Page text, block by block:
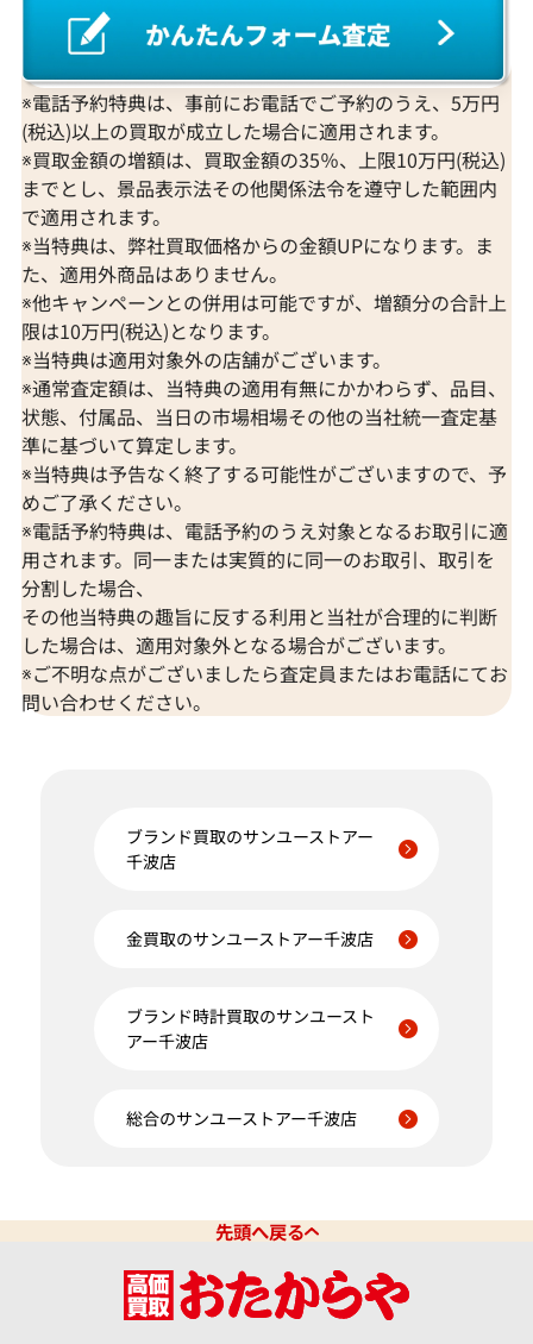
※電話予約特典は、事前にお電話でご予約のうえ、5万円
(税込)以上の買取が成立した場合に適用されます。
※買取金額の増額は、買取金額の35％、上限10万円(税込)
までとし、景品表示法その他関係法令を遵守した範囲内
で適用されます。
※当特典は、弊社買取価格からの金額UPになります。ま
た、適用外商品はありません。
※他キャンペーンとの併用は可能ですが、増額分の合計上
限は10万円(税込)となります。
※当特典は適用対象外の店舗がございます。
※通常査定額は、当特典の適用有無にかかわらず、品目、
状態、付属品、当日の市場相場その他の当社統一査定基
準に基づいて算定します。
※当特典は予告なく終了する可能性がございますので、予
めご了承ください。
※電話予約特典は、電話予約のうえ対象となるお取引に適
用されます。同一または実質的に同一のお取引、取引を
分割した場合、
その他当特典の趣旨に反する利用と当社が合理的に判断
した場合は、適用対象外となる場合がございます。
※ご不明な点がございましたら査定員またはお電話にてお
問い合わせください。
ブランド買取のサンユーストアー
千波店
金買取のサンユーストアー千波店
ブランド時計買取のサンユースト
アー千波店
総合のサンユーストアー千波店
先頭へ戻る